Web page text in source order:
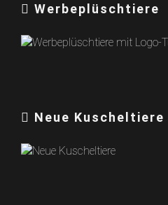
Werbeplüschtiere
Neue Kuscheltiere